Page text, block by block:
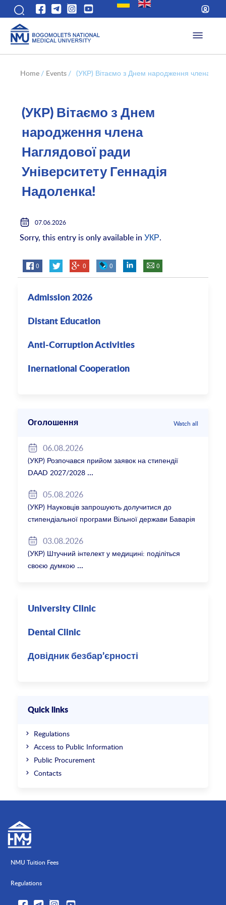
Home / Events / (УКР) Вітаємо з Днем народження члена
(УКР) Вітаємо з Днем
народження члена
Наглядової ради
Університету Геннадія
Надоленка!
07.06.2026
Sorry, this entry is only available inУКР.
0 0 0 0
Admission 2026
Distant Education
Anti-Corruption Activities
Inernational Cooperation
Оголошення Watch all
06.08.2026
(УКР) Розпочався прийом заявок на стипендії
DAAD 2027/2028
05.08.2026
(УКР) Науковців запрошують долучитися до
стипендіальної програми Вільної держави Баварія
03.08.2026
(УКР) Штучний інтелект у медицині: поділіться
своєю думкою
University Clinic
Dental Clinic
Довідник безбар’єрності
Quick links
Regulations
Access to Public Information
Public Procurement
Contacts
NMU Tuition Fees
Regulations